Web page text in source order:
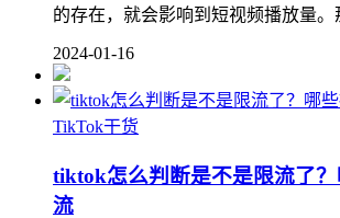
的存在，就会影响到短视频播放量
2024-01-16
TikTok干货
tiktok怎么判断是不是限流了
流